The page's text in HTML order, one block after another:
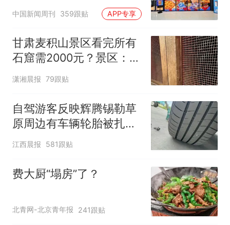
中国新闻周刊 359跟贴 APP专享
甘肃麦积山景区看完所有
石窟需2000元？景区：部
分石窟受特别保护，游客
潇湘晨报 79跟贴
自驾游客反映辉腾锡勒草
原周边有车辆轮胎被扎，
修理店铺换胎价格高达千
江西晨报 581跟贴
费大厨“塌房”了？
北青网-北京青年报 241跟贴